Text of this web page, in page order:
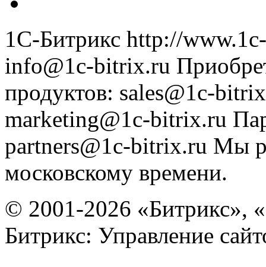
1С-Битрикс http://
info@1c-bitrix.ru
продуктов: sales@1c-
marketing@1c-bitrix.ru
partners@1c-bitrix.ru Мы
московскому времени.
© 2001-2026 «Битрикс»,
Битрикс: Управление